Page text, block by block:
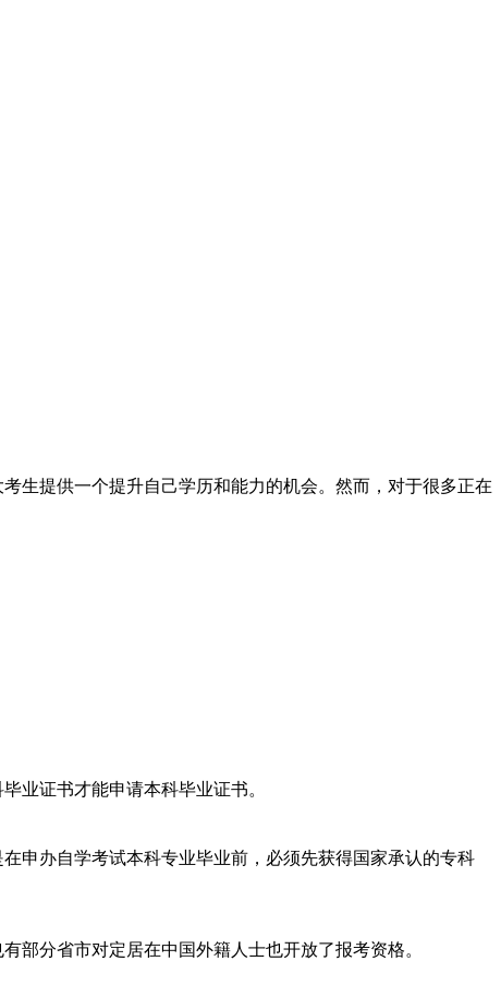
生提供一个提升自己学历和能力的机会。然而，对于很多正在
业证书才能申请本科毕业证书。
申办自学考试本科专业毕业前，必须先获得国家承认的专科
部分省市对定居在中国外籍人士也开放了报考资格。